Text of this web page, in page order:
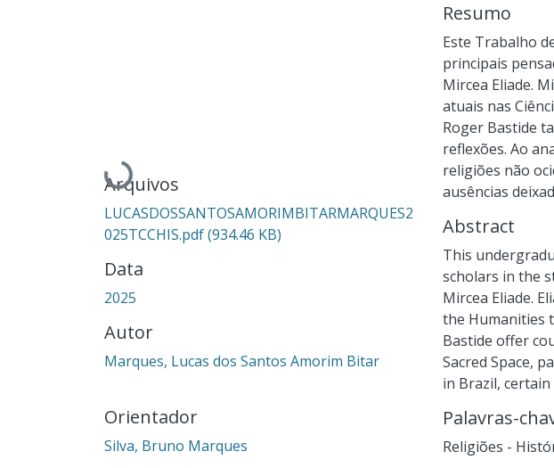
Carregando...
Arquivos
LUCASDOSSANTOSAMORIMBITARMARQUES2
025TCCHIS.pdf(934.46 KB)
Data
2025
Autor
Marques, Lucas dos Santos Amorim Bitar
Orientador
Silva, Bruno Marques
Resumo
Este Trabalho
principais
Mircea Eliade.
atuais nas
Roger Bastide
reflexões. Ao
religiões não
ausências
Abstract
This
scholars in the
Mircea Eliade.
the Humanities
Bastide offer
Sacred Space,
in Brazil, certain
Palavras-
Religiões -